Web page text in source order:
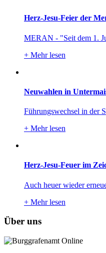
Herz-Jesu-Feier der
MERAN - "Seit dem 1.
+ Mehr lesen
Neuwahlen in
Führungswechsel in der
+ Mehr lesen
Herz-Jesu-Feuer im
Auch heuer wieder
+ Mehr lesen
Über uns